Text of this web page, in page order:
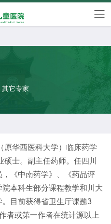
其它专家
原华西医科大学）临床药学
士。副主任药师。任四川
《中南药学》、《药品评
本科生部分课程教学和川大
目前获得省卫生厅课题3
者或第一作者在统计源以上